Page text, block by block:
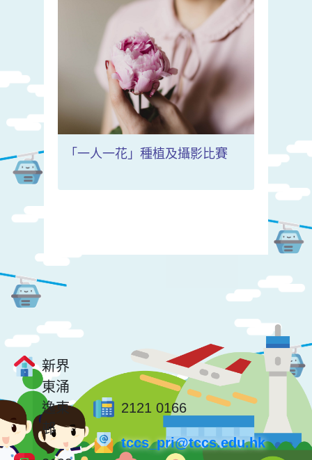
「一人一花」種植及攝影比賽
新界
東涌
逸東
邨
2121 0166
tccs_pri@tccs.edu.hk